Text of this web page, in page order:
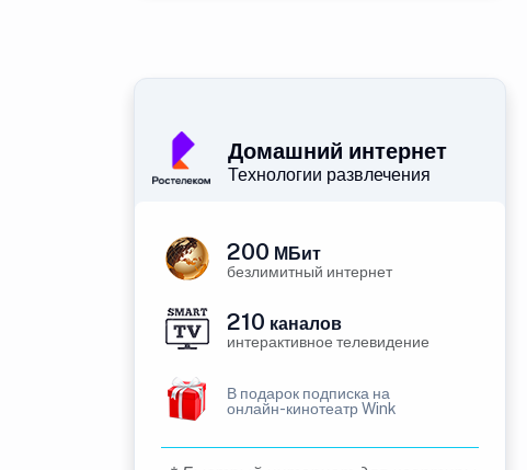
Домашний интернет
Технологии развлечения
200 МБит
безлимитный интернет
210 каналов
интерактивное телевидение
В подарок подписка на
онлайн-кинотеатр Wink